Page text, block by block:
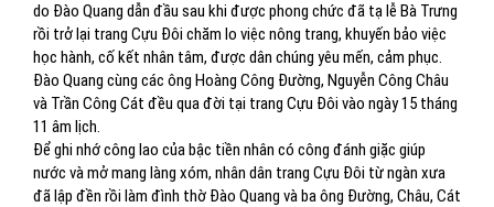
do Đào Quang dẫn đầu sau khi được phong chức đã tạ lễ Bà Trưng
rồi trở lại trang Cựu Đôi chăm lo việc nông trang, khuyến bảo việc
học hành, cố kết nhân tâm, được dân chúng yêu mến, cảm phục.
Đào Quang cùng các ông Hoàng Công Đường, Nguyễn Công Châu
và Trần Công Cát đều qua đời tại trang Cựu Đôi vào ngày 15 tháng
11 âm lịch.
Để ghi nhớ công lao của bậc tiền nhân có công đánh giặc giúp
nước và mở mang làng xóm, nhân dân trang Cựu Đôi từ ngàn xưa
đã lập đền rồi làm đình thờ Đào Quang và ba ông Đường, Châu, Cát